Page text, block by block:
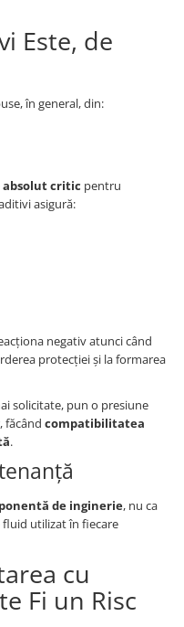
Este, de
în general, din:
absolut critic pentru
asigură:
negativ atunci când
protecției și la formarea
solicitate, pun o presiune
făcând compatibilitatea
.
de inginerie, nu ca
utilizat în fiecare
cu
Fi un Risc